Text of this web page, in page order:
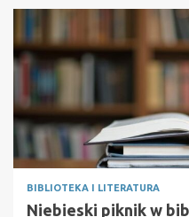
BIBLIOTEKA I LITERATURA
Niebieski piknik w